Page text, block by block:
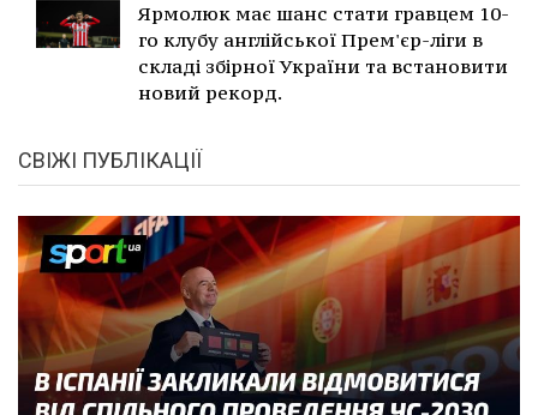
Ярмолюк має шанс стати гравцем 10-
го клубу англійської Прем'єр-ліги в
складі збірної України та встановити
новий рекорд.
СВІЖІ ПУБЛІКАЦІЇ